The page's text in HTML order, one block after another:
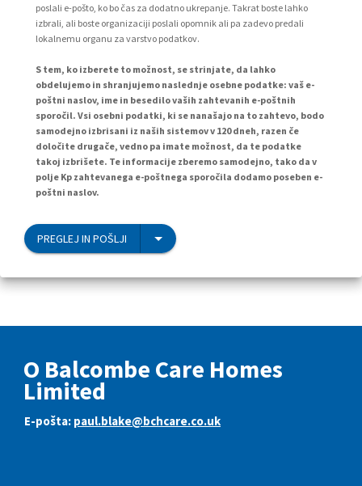
poslali e-pošto, ko bo čas za dodatno ukrepanje. Takrat boste lahko
izbrali, ali boste organizaciji poslali opomnik ali pa zadevo predali
lokalnemu organu za varstvo podatkov.
S tem, ko izberete to možnost, se strinjate, da lahko
obdelujemo in shranjujemo naslednje osebne podatke: vaš e-
poštni naslov, ime in besedilo vaših zahtevanih e-poštnih
sporočil. Vsi osebni podatki, ki se nanašajo na to zahtevo, bodo
samodejno izbrisani iz naših sistemov v 120 dneh, razen če
določite drugače, vedno pa imate možnost, da te podatke
takoj izbrišete. Te informacije zberemo samodejno, tako da v
polje Kp zahtevanega e-poštnega sporočila dodamo poseben e-
poštni naslov.
PREGLEJ IN POŠLJI
O Balcombe Care Homes
Limited
E-pošta: paul.blake@bchcare.co.uk